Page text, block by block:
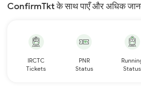
ConfirmTkt के साथ पाएँ और अधिक
IRCTC
Tickets
PNR
Status
Status